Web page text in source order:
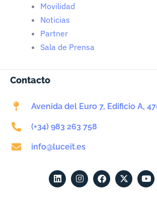
Movilidad
Noticias
Partner
Sala de Prensa
Contacto
Avenida del Euro 7, Edificio A,
(+34) 983 263 758
info@luceit.es